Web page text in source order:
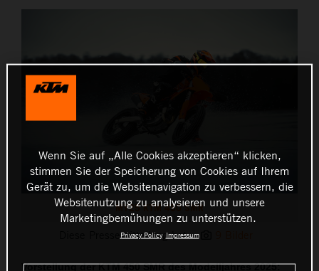
MY25 KTM 450 SMR
Diese Pressemitteilung hat:
Vorstellung der KTM 450 SMR des Modelljahres 2025:
Wenn Sie auf „Alle Cookies akzeptieren“ klicken,
stimmen Sie der Speicherung von Cookies auf Ihrem
Gerät zu, um die Websitenavigation zu verbessern, die
Websitenutzung zu analysieren und unsere
Marketingbemühungen zu unterstützen.
Privacy Policy Impressum